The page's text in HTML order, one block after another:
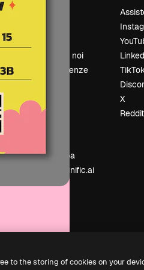
Lavora con noi
Cerca tendenze
Blog
Eventi
Slidesgo
Sala stampa
Cerchi magnific.ai
X
Reddit
to the storing of cookies on your